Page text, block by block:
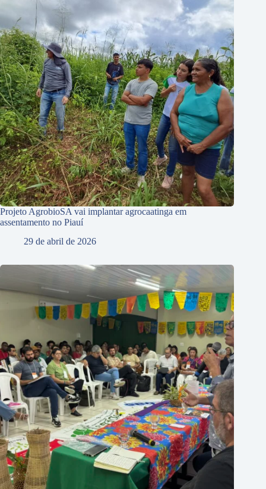
Projeto AgrobioSA vai implantar agrocaatinga em
assentamento no Piauí
29 de abril de 2026